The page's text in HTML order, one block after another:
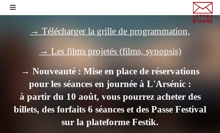
→ Télécharger la grille de programmation,
→ Les films projetés (films, synopsis)
→ Nouveauté : Mise en place de réservations
pour les séances en journée à L'Arsénic :
à partir du 10 août, vous pourrez acheter des
billets, des forfaits 6 séances et des Passe Festival
sur la plateforme Festik.